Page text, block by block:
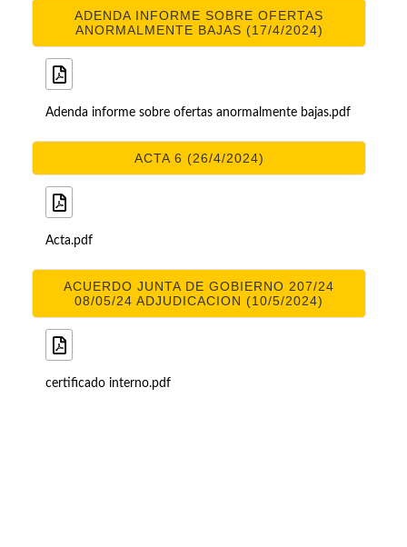
ADENDA INFORME SOBRE OFERTAS
ANORMALMENTE BAJAS (17/4/2024)
Adenda informe sobre ofertas anormalmente bajas.pdf
ACTA 6 (26/4/2024)
Acta.pdf
ACUERDO JUNTA DE GOBIERNO 207/24
08/05/24 ADJUDICACION (10/5/2024)
certificado interno.pdf